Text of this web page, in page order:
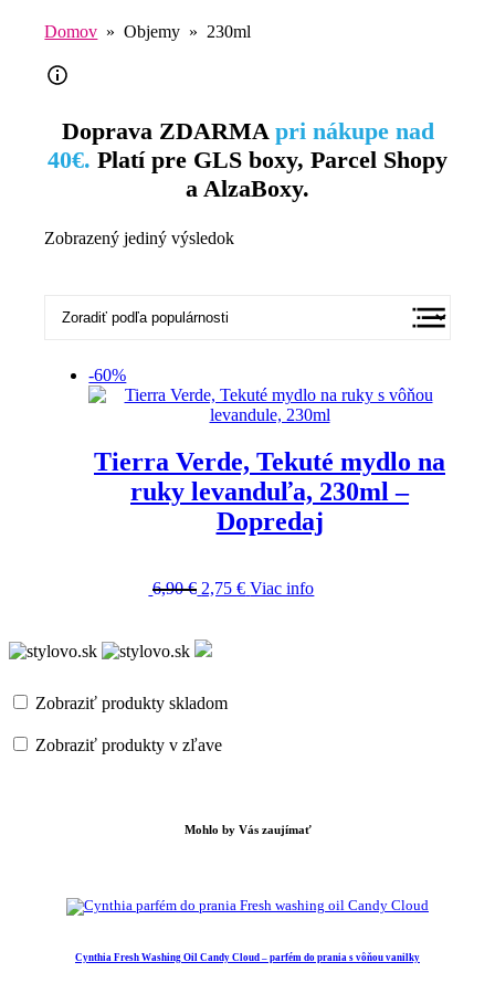
Domov » Objemy » 230ml
Doprava ZDARMA pri nákupe nad
40€. Platí pre GLS boxy, Parcel Shopy
a AlzaBoxy.
Zobrazený jediný výsledok
-60%
Tierra Verde, Tekuté mydlo na
ruky levanduľa, 230ml –
Dopredaj
6,90€ 2,75€ Viac info
Zobraziť produkty skladom
Zobraziť produkty v zľave
Mohlo by Vás zaujímať
Cynthia Fresh Washing Oil Candy Cloud – parfém do prania s vôňou vanilky